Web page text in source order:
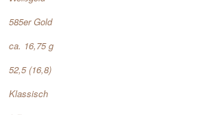
585er Gold
ca. 16,75 g
52,5 (16,8)
Klassisch